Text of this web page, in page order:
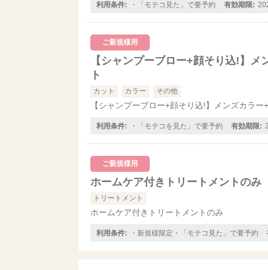
利用条件: ・「モテコ見た」で要予約 有効期限:
ご新規様用
【シャンプーブロー+顔そり込!】メ
ト
カット カラー その他
【シャンプーブロー+顔そり込!】メンズカラー
利用条件: ・「モテコを見た」で要予約 有効期限:
ご新規様用
ホームケア付きトリートメントのみ
トリートメント
ホームケア付きトリートメントのみ
利用条件: ・新規様限定・「モテコ見た」で要予約